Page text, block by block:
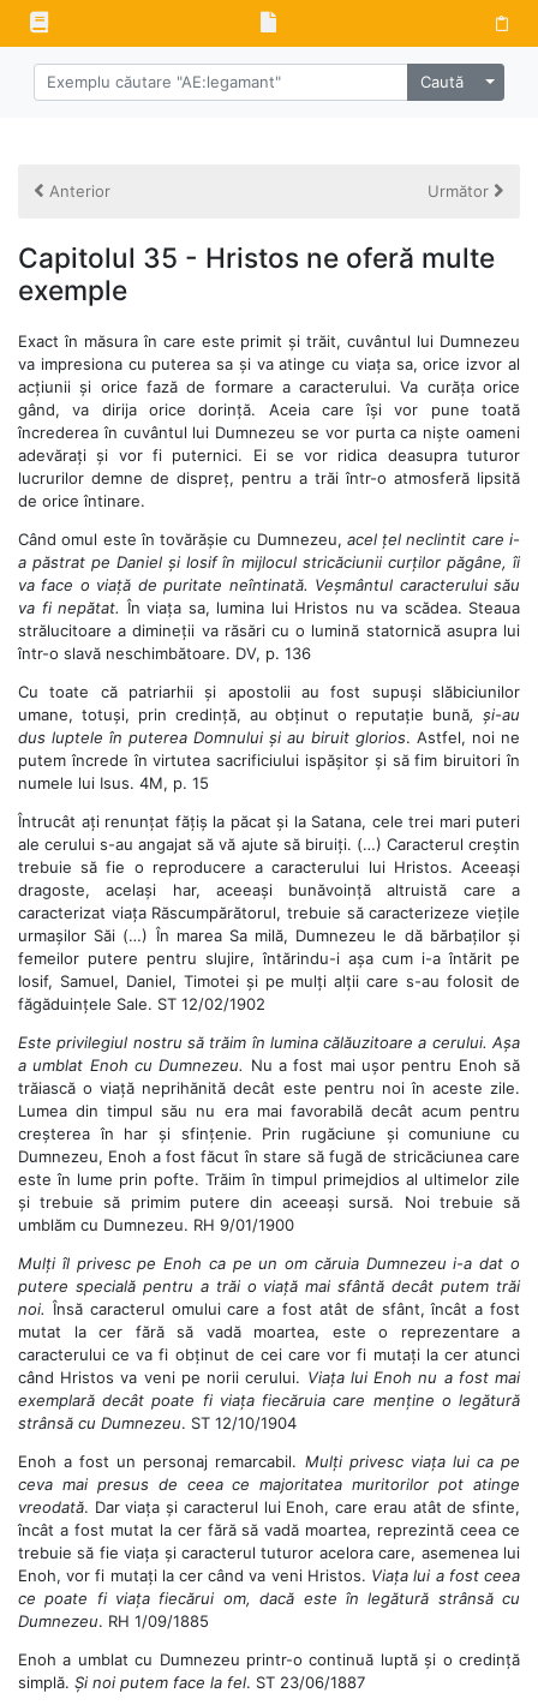
Caută Alege
Anterior Următor
Capitolul 35 - Hristos ne oferă multe
exemple
Exact în măsura în care este primit și trăit, cuvântul lui Dumnezeu
va impresiona cu puterea sa și va atinge cu viața sa, orice izvor al
acțiunii și orice fază de formare a caracterului. Va curăța orice
gând, va dirija orice dorință. Aceia care își vor pune toată
încrederea în cuvântul lui Dumnezeu se vor purta ca niște oameni
adevărați și vor fi puternici. Ei se vor ridica deasupra tuturor
lucrurilor demne de dispreț, pentru a trăi într-o atmosferă lipsită
de orice întinare.
Când omul este în tovărășie cu Dumnezeu, acel țel neclintit care i-
a păstrat pe Daniel și Iosif în mijlocul stricăciunii curților păgâne, îi
va face o viață de puritate neîntinată. Veșmântul caracterului său
va fi nepătat. În viața sa, lumina lui Hristos nu va scădea. Steaua
strălucitoare a dimineții va răsări cu o lumină statornică asupra lui
într-o slavă neschimbătoare. DV, p. 136
Cu toate că patriarhii și apostolii au fost supuși slăbiciunilor
umane, totuși, prin credință, au obținut o reputație bună, și-au
dus luptele în puterea Domnului și au biruit glorios. Astfel, noi ne
putem încrede în virtutea sacrificiului ispășitor și să fim biruitori în
numele lui Isus. 4M, p. 15
Întrucât ați renunțat fățiș la păcat și la Satana, cele trei mari puteri
ale cerului s-au angajat să vă ajute să biruiți. (…) Caracterul creștin
trebuie să fie o reproducere a caracterului lui Hristos. Aceeași
dragoste, același har, aceeași bunăvoință altruistă care a
caracterizat viața Răscumpărătorul, trebuie să caracterizeze viețile
urmașilor Săi (…) În marea Sa milă, Dumnezeu le dă bărbaților și
femeilor putere pentru slujire, întărindu-i așa cum i-a întărit pe
Iosif, Samuel, Daniel, Timotei și pe mulți alții care s-au folosit de
făgăduințele Sale. ST 12/02/1902
Este privilegiul nostru să trăim în lumina călăuzitoare a cerului. Așa
a umblat Enoh cu Dumnezeu. Nu a fost mai ușor pentru Enoh să
trăiască o viață neprihănită decât este pentru noi în aceste zile.
Lumea din timpul său nu era mai favorabilă decât acum pentru
creșterea în har și sfințenie. Prin rugăciune și comuniune cu
Dumnezeu, Enoh a fost făcut în stare să fugă de stricăciunea care
este în lume prin pofte. Trăim în timpul primejdios al ultimelor zile
și trebuie să primim putere din aceeași sursă. Noi trebuie să
umblăm cu Dumnezeu. RH 9/01/1900
Mulți îl privesc pe Enoh ca pe un om căruia Dumnezeu i-a dat o
putere specială pentru a trăi o viață mai sfântă decât putem trăi
noi. Însă caracterul omului care a fost atât de sfânt, încât a fost
mutat la cer fără să vadă moartea, este o reprezentare a
caracterului ce va fi obținut de cei care vor fi mutați la cer atunci
când Hristos va veni pe norii cerului. Viața lui Enoh nu a fost mai
exemplară decât poate fi viața fiecăruia care menține o legătură
strânsă cu Dumnezeu. ST 12/10/1904
Enoh a fost un personaj remarcabil. Mulți privesc viața lui ca pe
ceva mai presus de ceea ce majoritatea muritorilor pot atinge
vreodată. Dar viața și caracterul lui Enoh, care erau atât de sfinte,
încât a fost mutat la cer fără să vadă moartea, reprezintă ceea ce
trebuie să fie viața și caracterul tuturor acelora care, asemenea lui
Enoh, vor fi mutați la cer când va veni Hristos. Viața lui a fost ceea
ce poate fi viața fiecărui om, dacă este în legătură strânsă cu
Dumnezeu. RH 1/09/1885
Enoh a umblat cu Dumnezeu printr-o continuă luptă și o credință
simplă. Și noi putem face la fel. ST 23/06/1887